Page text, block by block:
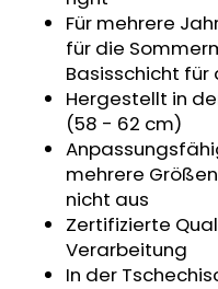
Für mehrere
für die
Basisschicht
Hergestellt in
(58 - 62 cm)
mehrere
nicht aus
Zertifizierte
Verarbeitung
In der